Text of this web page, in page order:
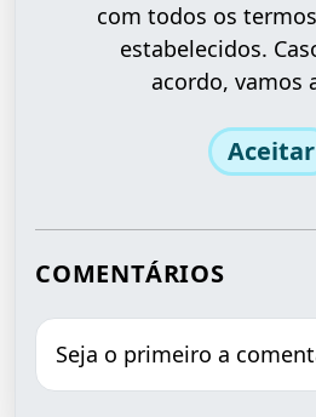
com todos os
estabelecidos.
acordo, vamos
Aceitar
COMENTÁRIOS
Seja o primeiro a